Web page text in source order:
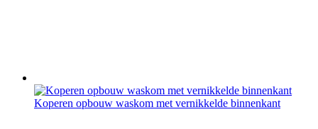
Koperen opbouw waskom met vernikkelde binnenkant